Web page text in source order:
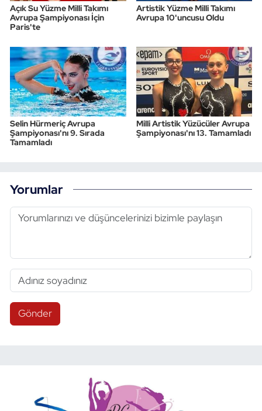
Açık Su Yüzme Milli Takımı
Avrupa Şampiyonası İçin
Paris'te
Artistik Yüzme Milli Takımı
Avrupa 10'uncusu Oldu
Selin Hürmeriç Avrupa
Şampiyonası'nı 9. Sırada
Tamamladı
Milli Artistik Yüzücüler Avrupa
Şampiyonası'nı 13. Tamamladı
Yorumlar
Gönder